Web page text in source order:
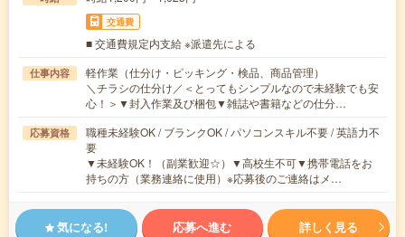
交通費
■ 交通費規定内支給 ※派遣先による
仕事内容
軽作業（仕分け・ピッキング・検品、商品管理）
＼チラシの仕分け／＜とってもシンプルなので未経験でも安
心！＞▼封入作業及び梱包▼雑誌や書籍などの仕分…
応募資格
職種未経験OK / ブランクOK / パソコンスキル不要 / 英語力不
要
▼未経験OK！（副業歓迎☆）▼高校生不可▼携帯電話をお
持ちの方（業務連絡に使用）※応募後のご連絡はメ…
気になる! 応募へ進む 詳しく見る